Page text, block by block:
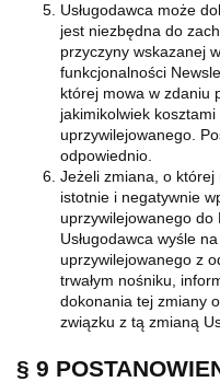
Usługodawca może
jest niezbędna do
przyczyny wskazanej
funkcjonalności
której mowa w zdaniu
jakimikolwiek
uprzywilejowanego.
odpowiednio.
Jeżeli zmiana, o której
istotnie i negatywnie
uprzywilejowanego do
Usługodawca wyśle
uprzywilejowanego z
trwałym nośniku,
dokonania tej zmiany
związku z tą zmianą
§ 9